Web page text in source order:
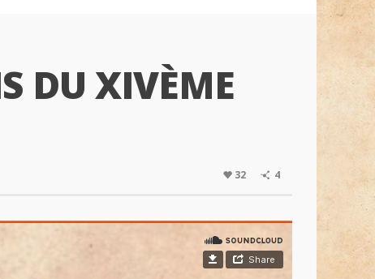
DU XIVÈME
32 4